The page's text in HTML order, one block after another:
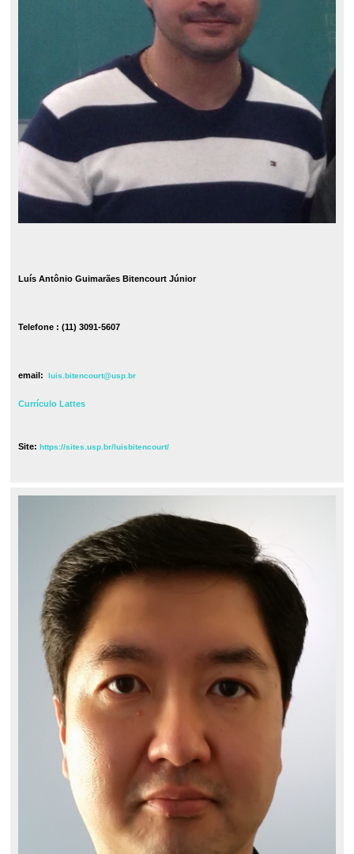
Luís Antônio Guimarães Bitencourt Júnior
Telefone : (11) 3091-5607
email: luis.bitencourt@usp.br
Currículo Lattes
Site: https://sites.usp.br/luisbitencourt/